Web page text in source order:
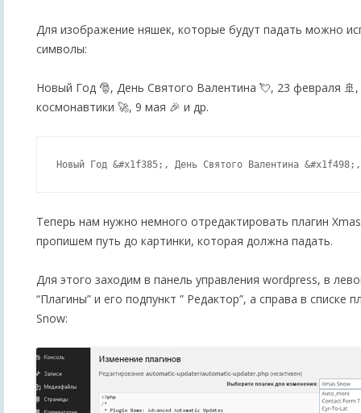
Для изображение няшек, которые будут падать можно
символы:
Новый Год 🎅, День Святого Валентина 💘, 23 февраля
космонавтики 🚀, 9 мая 🎉 и др.
Теперь нам нужно немного отредактировать плагин
пропишем путь до картинки, которая должна падать.
Для этого заходим в панель управления wordpress, в
“Плагины” и его подпункт ” Редактор”, а справа в списке
Snow: